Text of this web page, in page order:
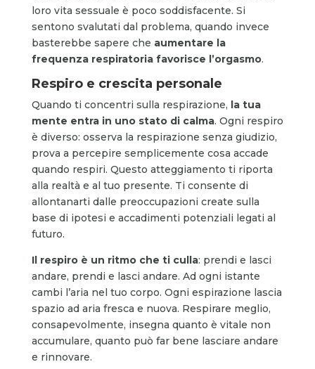
loro vita sessuale è poco soddisfacente. Si
sentono svalutati dal problema, quando invece
basterebbe sapere che aumentare la
frequenza respiratoria favorisce l’orgasmo.
Respiro e crescita personale
Quando ti concentri sulla respirazione, la tua
mente entra in uno stato di calma. Ogni respiro
è diverso: osserva la respirazione senza giudizio,
prova a percepire semplicemente cosa accade
quando respiri. Questo atteggiamento ti riporta
alla realtà e al tuo presente. Ti consente di
allontanarti dalle preoccupazioni create sulla
base di ipotesi e accadimenti potenziali legati al
futuro.
Il respiro è un ritmo che ti culla: prendi e lasci
andare, prendi e lasci andare. Ad ogni istante
cambi l’aria nel tuo corpo. Ogni espirazione lascia
spazio ad aria fresca e nuova. Respirare meglio,
consapevolmente, insegna quanto è vitale non
accumulare, quanto può far bene lasciare andare
e rinnovare.